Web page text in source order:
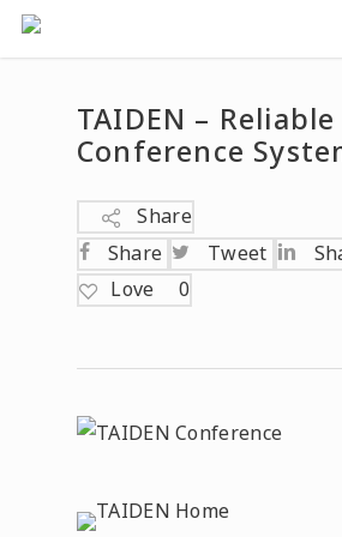
Skip
to
TAIDEN – Reliable
Conference
Share
Share
Tweet
Love
0